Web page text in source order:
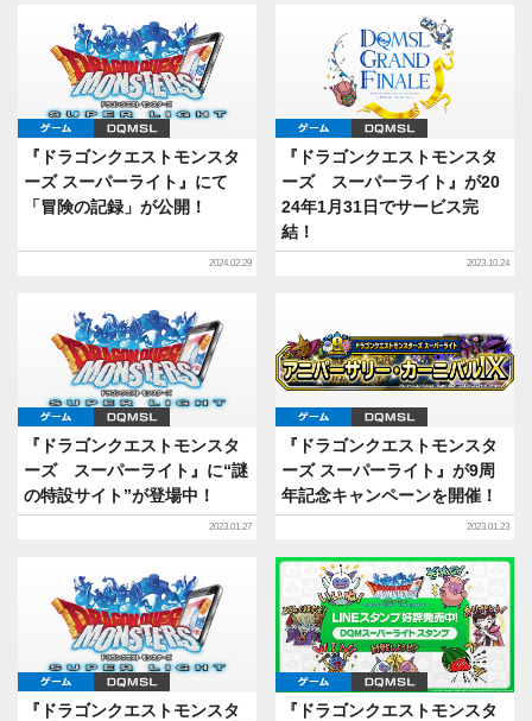
ゲーム
『ドラゴンクエストモンスタ
ーズ スーパーライト』にて
「冒険の記録」が公開！
2024.02.29
ゲーム
『ドラゴンクエストモンスタ
ーズ スーパーライト』が20
24年1月31日でサービス完
結！
2023.10.24
ゲーム
『ドラゴンクエストモンスタ
ーズ スーパーライト』に“謎
の特設サイト”が登場中！
2023.01.27
ゲーム
『ドラゴンクエストモンスタ
ーズ スーパーライト』が9周
年記念キャンペーンを開催！
2023.01.23
ゲーム
『ドラゴンクエストモンスタ
ゲーム DQMSL
『ドラゴンクエストモンスタ